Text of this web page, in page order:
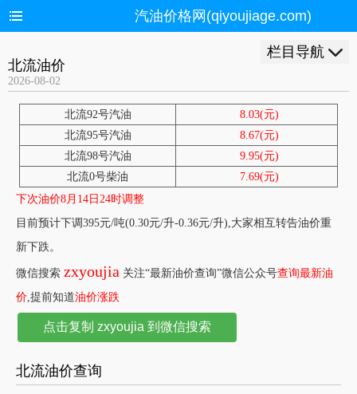
汽油价格网(qiyoujiage.com)
栏目导航
北流油价
2026-08-02
北流92号汽油
8.03(元)
北流95号汽油
8.67(元)
北流98号汽油
9.95(元)
北流0号柴油
7.69(元)
下次油价8月14日24时调整
目前预计下调395元/吨(0.30元/升-0.36元/升),大家相互转告油价重
新下跌。
微信搜索 zxyoujia 关注“最新油价查询”微信公众号查询最新油
价,提前知道油价涨跌
点击复制 zxyoujia 到微信搜索
北流油价查询